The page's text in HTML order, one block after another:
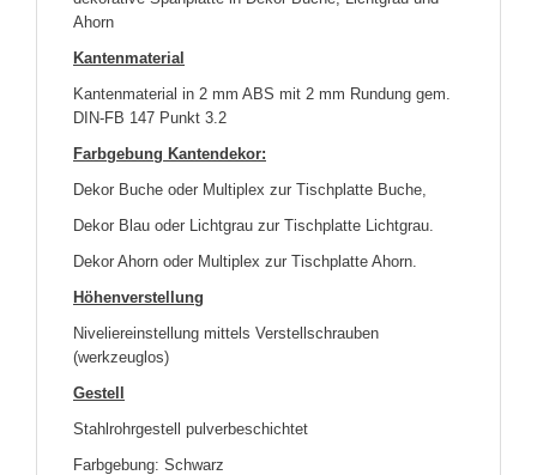
Ahorn
Kantenmaterial
Kantenmaterial in 2 mm ABS mit 2 mm Rundung gem.
DIN-FB 147 Punkt 3.2
Farbgebung Kantendekor:
Dekor Buche oder Multiplex zur Tischplatte Buche,
Dekor Blau oder Lichtgrau zur Tischplatte Lichtgrau.
Dekor Ahorn oder Multiplex zur Tischplatte Ahorn.
Höhenverstellung
Niveliereinstellung mittels Verstellschrauben
(werkzeuglos)
Gestell
Stahlrohrgestell pulverbeschichtet
Farbgebung: Schwarz